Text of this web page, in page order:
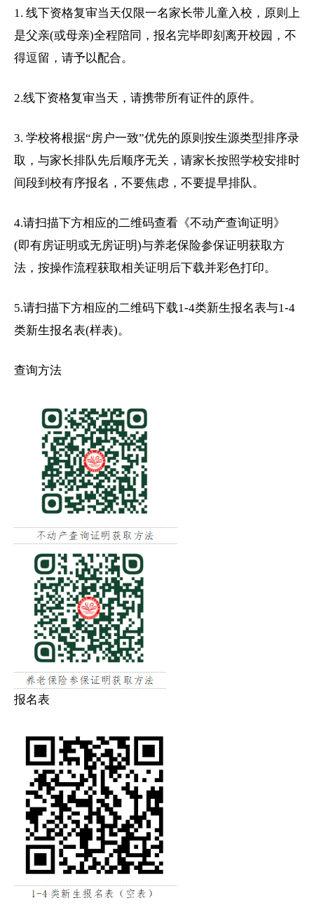
1. 线下资格复审当天仅限一名家长带儿童入校，原则上
是父亲(或母亲)全程陪同，报名完毕即刻离开校园，不
得逗留，请予以配合。
2.线下资格复审当天，请携带所有证件的原件。
3. 学校将根据“房户一致”优先的原则按生源类型排序录
取，与家长排队先后顺序无关，请家长按照学校安排时
间段到校有序报名，不要焦虑，不要提早排队。
4.请扫描下方相应的二维码查看《不动产查询证明》
(即有房证明或无房证明)与养老保险参保证明获取方
法，按操作流程获取相关证明后下载并彩色打印。
5.请扫描下方相应的二维码下载1-4类新生报名表与1-4
类新生报名表(样表)。
查询方法
报名表